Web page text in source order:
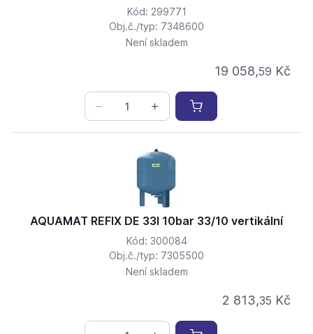
Kód: 299771
Obj.č./typ: 7348600
Není skladem
19 058,59 Kč
AQUAMAT REFIX DE 33l 10bar 33/10 vertikální
Kód: 300084
Obj.č./typ: 7305500
Není skladem
2 813,35 Kč